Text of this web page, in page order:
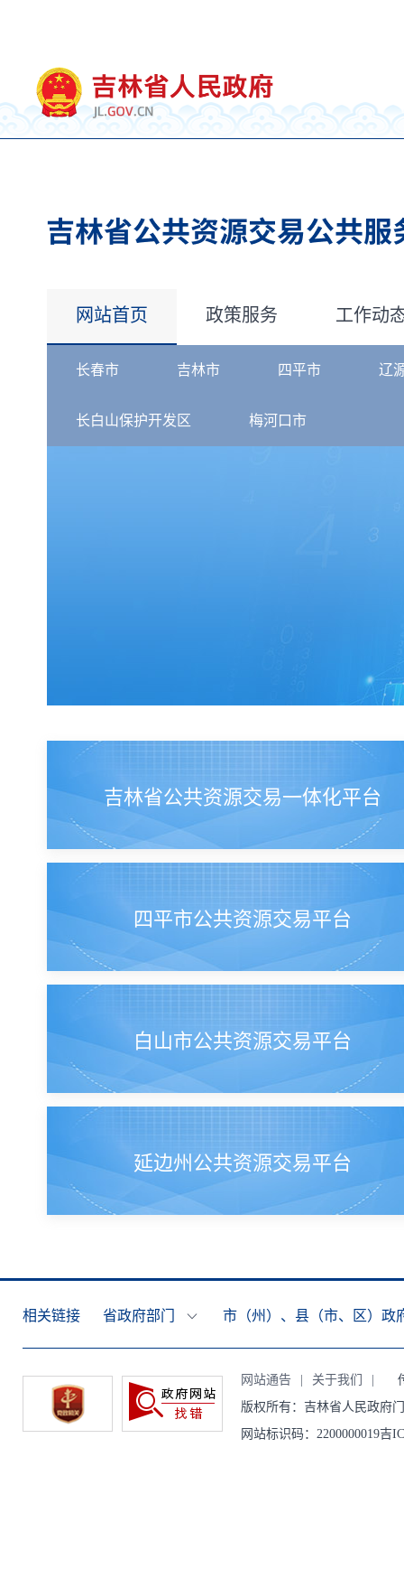
网站首页 政策服务 工作动
长春市 吉林市 四平市 辽
长白山保护开发区 梅河口市
吉林省公共资源交易一体化平台
四平市公共资源交易平台
白山市公共资源交易平台
延边州公共资源交易平台
相关链接 省政府部门 市（州）、县（市、区）政
网站通告 关于我们
版权所有：吉林省人民政府
网站标识码：2200000019吉